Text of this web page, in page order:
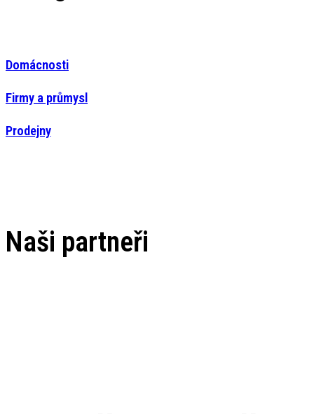
Domácnosti
Firmy a průmysl
Prodejny
Naši partneři